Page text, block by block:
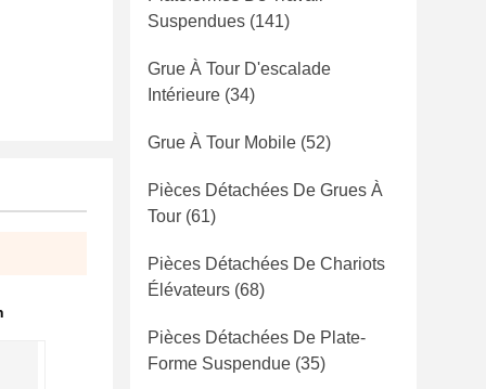
Suspendues (141)
Grue À Tour D'escalade
Intérieure (34)
Grue À Tour Mobile (52)
Pièces Détachées De Grues À
Tour (61)
Pièces Détachées De Chariots
Élévateurs (68)
Pièces Détachées De Plate-
Forme Suspendue (35)